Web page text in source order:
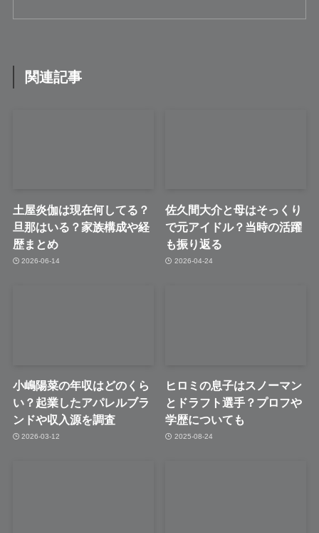
関連記事
土屋炎伽は現在何してる？
旦那はいる？家族構成や経
歴まとめ
2026-06-14
佐久間大介と母はそっくり
で元アイドル？当時の活躍
も振り返る
2026-04-24
小嶋陽菜の年収はどのくら
い？起業したアパレルブラ
ンドや収入源を調査
2026-03-12
ヒロミの息子はスノーマン
とドラフト選手？プロフや
学歴についても
2025-08-24